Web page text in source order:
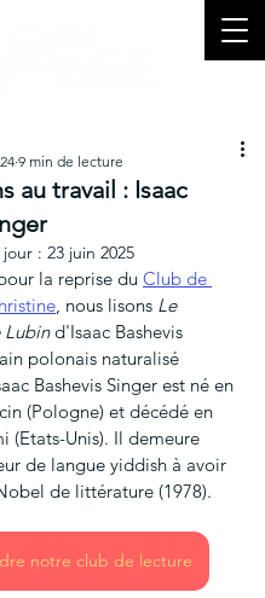
au travail : Isaac
9 min de lecture
: 23 juin 2025
la reprise du Club de
, nous lisons Le
Lubin d'Isaac Bashevis
polonais naturalisé
Bashevis Singer est né en
(Pologne) et décédé en
(Etats-Unis). Il demeure
de langue yiddish à avoir
de littérature (1978).
notre club de lecture